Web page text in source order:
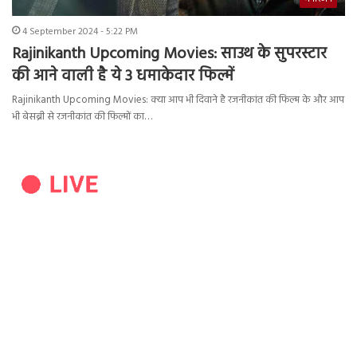
4 September 2024 - 5:22 PM
Rajinikanth Upcoming Movies: साउथ के सुपरस्टार
की आने वाली है ये 3 धमाकेदार फिल्में
Rajinikanth Upcoming Movies: क्या आप भी दिवाने है रजनीकांत की फिल्म के और आप
भी बेसब्री से रजनीकांत की फिल्मों का…